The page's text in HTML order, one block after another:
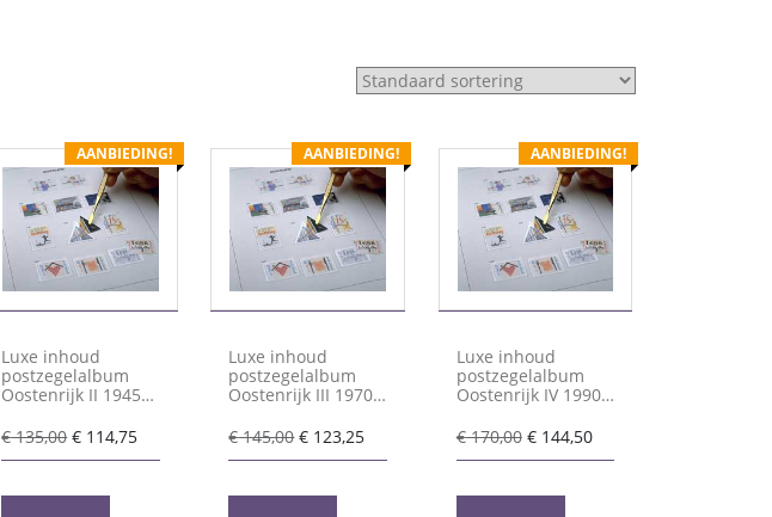
AANBIEDING!
Luxe inhoud
postzegelalbum
Oostenrijk II 1945-
€135,00Oorspronkelijke
prijs
€ 135,00.
€ 114,75Huidige
prijs
AANBIEDING!
Luxe inhoud
postzegelalbum
Oostenrijk III 1970-
€145,00Oorspronkelijke
prijs
€ 145,00.
€ 123,25Huidige
prijs
AANBIEDING!
Luxe inhoud
postzegelalbum
Oostenrijk IV 1990-
€170,00 Oorspronkelijke
prijs
€ 170,00.
€144,50Huidige
prijs